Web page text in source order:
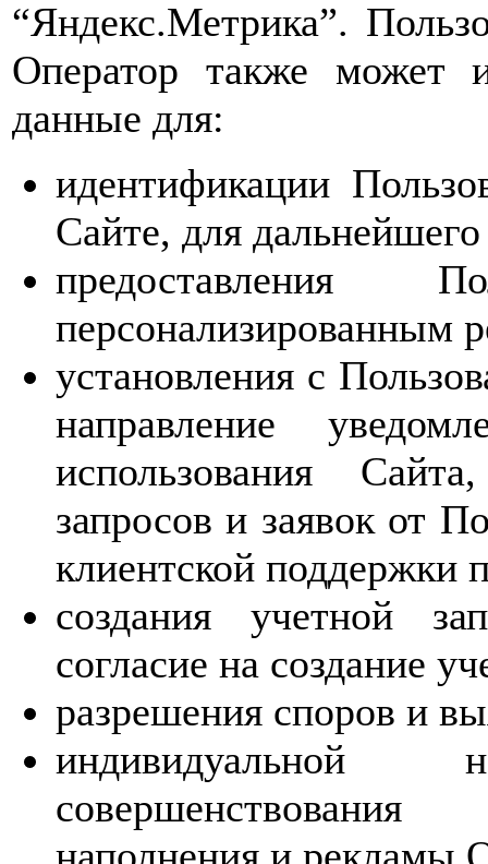
“Яндекс.Метрика”.
Оператор также может
данные для:
идентификации
Сайте, для дальнейшего
предоставления
персонализированным
установления с
направление
использования
запросов и заявок от
клиентской поддержки
создания учетной
согласие на создание
разрешения споров и